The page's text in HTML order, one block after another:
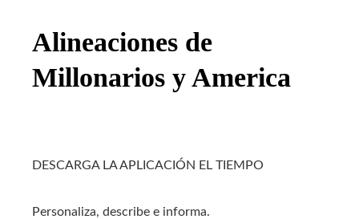
Alineaciones de
Millonarios y America
DESCARGA LA APLICACIÓN EL TIEMPO
Personaliza, describe e informa.